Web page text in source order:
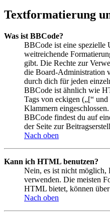
Textformatierung
Was ist BBCode?
BBCode ist eine
weitreichende
gibt. Die Rechte zur
die Board-Administration
durch dich für jeden
BBCode ist ähnlich wie
Tags von eckigen („[“
Klammern
BBCode findest du auf
der Seite zur
Nach oben
Kann ich HTML benutzen?
Nein, es ist nicht
verwenden. Die meisten
HTML bietet, können
Nach oben